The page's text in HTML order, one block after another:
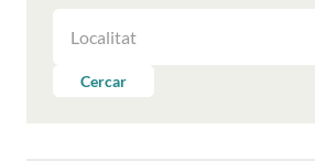
LES
PERCercar